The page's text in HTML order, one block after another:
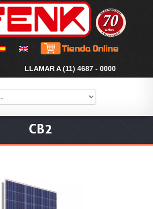
LLAMAR A (11) 4687 - 0000
CB2